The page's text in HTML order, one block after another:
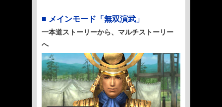
■ メインモード「無双演武」
一本道ストーリーから、マルチストーリー
へ